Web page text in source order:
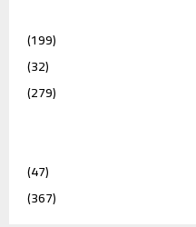
(199)
(32)
(279)
(47)
(367)